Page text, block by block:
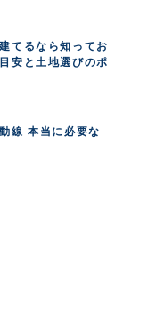
てるなら知ってお
安と土地選びのポ
線 本当に必要な